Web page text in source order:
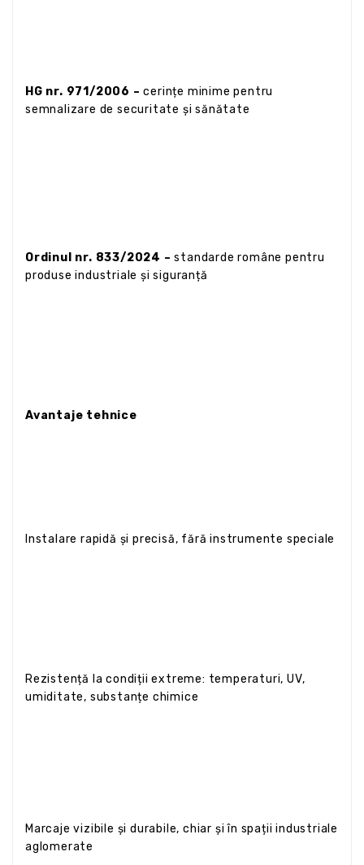
HG nr. 971/2006 – cerințe minime pentru
semnalizare de securitate și sănătate
Ordinul nr. 833/2024 – standarde române pentru
produse industriale și siguranță
Avantaje tehnice
Instalare rapidă și precisă, fără instrumente speciale
Rezistență la condiții extreme: temperaturi, UV,
umiditate, substanțe chimice
Marcaje vizibile și durabile, chiar și în spații industriale
aglomerate